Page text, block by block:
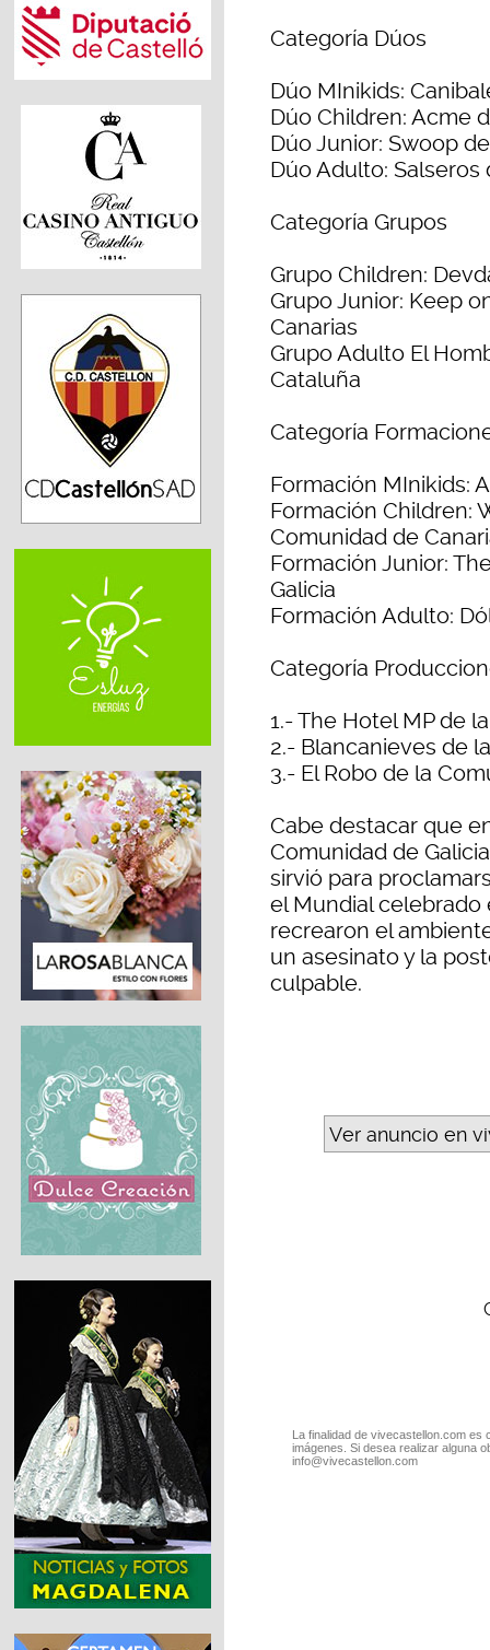
Categoría Dúos
Dúo MInikids:
Dúo Children: Acme
Dúo Junior: Swoop
Dúo Adulto:
Categoría Grupos
Grupo Children:
Grupo Junior: Keep
Canarias
Grupo Adulto El
Cataluña
Categoría
Formación MInikids:
Formación Children:
Comunidad de
Formación Junior:
Galicia
Formación Adulto:
Categoría
1.- The Hotel MP de
2.- Blancanieves de
3.- El Robo de la
Cabe destacar que
Comunidad de
sirvió para
el Mundial celebrado
recrearon el
un asesinato y la
culpable.
Ver anuncio en
La finalidad de vivecastellon.com
imágenes. Si desea realizar alguna
info@vivecastellon.com